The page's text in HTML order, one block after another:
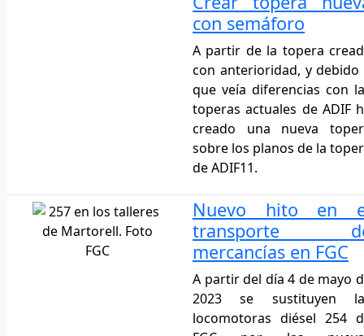
con semáforo
A partir de la topera
con anterioridad, y debido
que veía diferencias con
toperas actuales de ADIF
creado una nueva
sobre los planos de la
de ADIF11.
Nuevo hito en
transporte
mercancías en FGC
A partir del día 4 de mayo
2023 se sustituyen
locomotoras diésel 254